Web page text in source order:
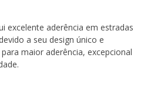
excelente aderência em estradas
a seu design único e
maior aderência, excepcional